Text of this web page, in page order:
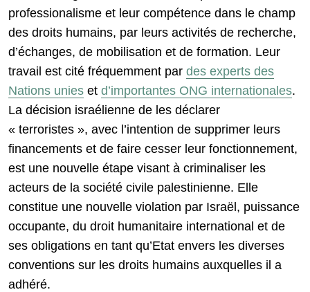
professionalisme et leur compétence dans le champ
des droits humains, par leurs activités de recherche,
d’échanges, de mobilisation et de formation. Leur
travail est cité fréquemment par des experts des
Nations unies et d’importantes ONG internationales.
La décision israélienne de les déclarer
« terroristes », avec l’intention de supprimer leurs
financements et de faire cesser leur fonctionnement,
est une nouvelle étape visant à criminaliser les
acteurs de la société civile palestinienne. Elle
constitue une nouvelle violation par Israël, puissance
occupante, du droit humanitaire international et de
ses obligations en tant qu’Etat envers les diverses
conventions sur les droits humains auxquelles il a
adhéré.